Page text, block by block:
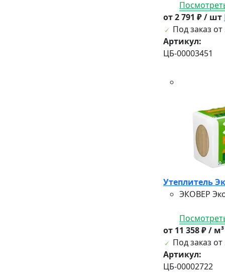
от 2 791 ₽ / шт
Под заказ от
Артикул:
ЦБ-00003451
Утеплитель
ЭКОВЕР
от 11 358 ₽ /
Под заказ от
Артикул:
ЦБ-00002722